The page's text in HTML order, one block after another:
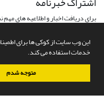
این وب سایت از کوکی ها برای
خدمات استفاده می کند.
متوجه شدم
برای دریافت اخبار و اطلاعیه های
سامانه مدیریت نشریات علمی.